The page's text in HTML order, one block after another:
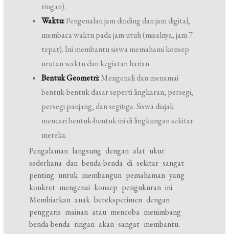
ringan).
Waktu:Pengenalan jam dinding dan jam digital,
membaca waktu pada jam utuh (misalnya, jam 7
tepat). Ini membantu siswa memahami konsep
urutan waktu dan kegiatan harian.
Bentuk Geometri:Mengenali dan menamai
bentuk-bentuk dasar seperti lingkaran, persegi,
persegi panjang, dan segitiga. Siswa diajak
mencari bentuk-bentuk ini di lingkungan sekitar
mereka.
Pengalaman langsung dengan alat ukur
sederhana dan benda-benda di sekitar sangat
penting untuk membangun pemahaman yang
konkret mengenai konsep pengukuran ini.
Membiarkan anak bereksperimen dengan
penggaris mainan atau mencoba menimbang
benda-benda ringan akan sangat membantu.